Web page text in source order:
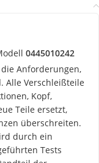
0445010242
Anforderungen,
Alle Verschleißteile
Kopf,
Teile ersetzt,
überschreiten.
durch ein
Tests